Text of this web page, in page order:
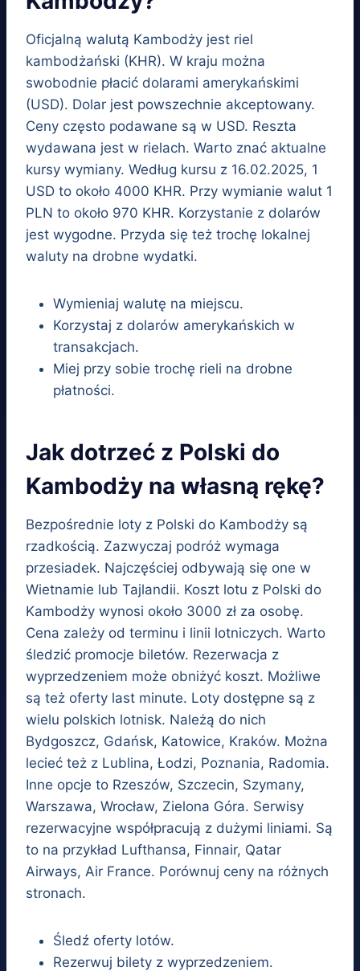
Oficjalną walutą Kambodży jest riel
kambodżański (KHR). W kraju można
swobodnie płacić dolarami amerykańskimi
(USD). Dolar jest powszechnie akceptowany.
Ceny często podawane są w USD. Reszta
wydawana jest w rielach. Warto znać aktualne
kursy wymiany. Według kursu z 16.02.2025, 1
USD to około 4000 KHR. Przy wymianie walut 1
PLN to około 970 KHR. Korzystanie z dolarów
jest wygodne. Przyda się też trochę lokalnej
waluty na drobne wydatki.
Wymieniaj walutę na miejscu.
Korzystaj z dolarów amerykańskich w
transakcjach.
Miej przy sobie trochę rieli na drobne
płatności.
Jak dotrzeć z Polski do
Kambodży na własną rękę?
Bezpośrednie loty z Polski do Kambodży są
rzadkością. Zazwyczaj podróż wymaga
przesiadek. Najczęściej odbywają się one w
Wietnamie lub Tajlandii. Koszt lotu z Polski do
Kambodży wynosi około 3000 zł za osobę.
Cena zależy od terminu i linii lotniczych. Warto
śledzić promocje biletów. Rezerwacja z
wyprzedzeniem może obniżyć koszt. Możliwe
są też oferty last minute. Loty dostępne są z
wielu polskich lotnisk. Należą do nich
Bydgoszcz, Gdańsk, Katowice, Kraków. Można
lecieć też z Lublina, Łodzi, Poznania, Radomia.
Inne opcje to Rzeszów, Szczecin, Szymany,
Warszawa, Wrocław, Zielona Góra. Serwisy
rezerwacyjne współpracują z dużymi liniami. Są
to na przykład Lufthansa, Finnair, Qatar
Airways, Air France. Porównuj ceny na różnych
stronach.
Śledź oferty lotów.
Rezerwuj bilety z wyprzedzeniem.